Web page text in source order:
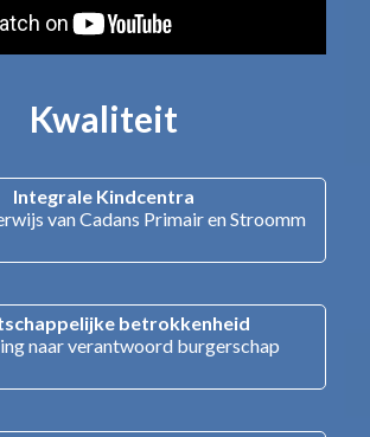
Kwaliteit
Integrale Kindcentra
van Cadans Primair en Stroomm
betrokkenheid
naar verantwoord burgerschap